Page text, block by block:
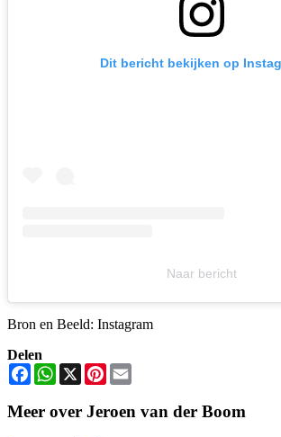
Dit bericht bekijken op
Naar bericht
Bron en Beeld: Instagram
Delen
FacebookWhatsApp
X Pinterest
Meer over Jeroen van der Boom